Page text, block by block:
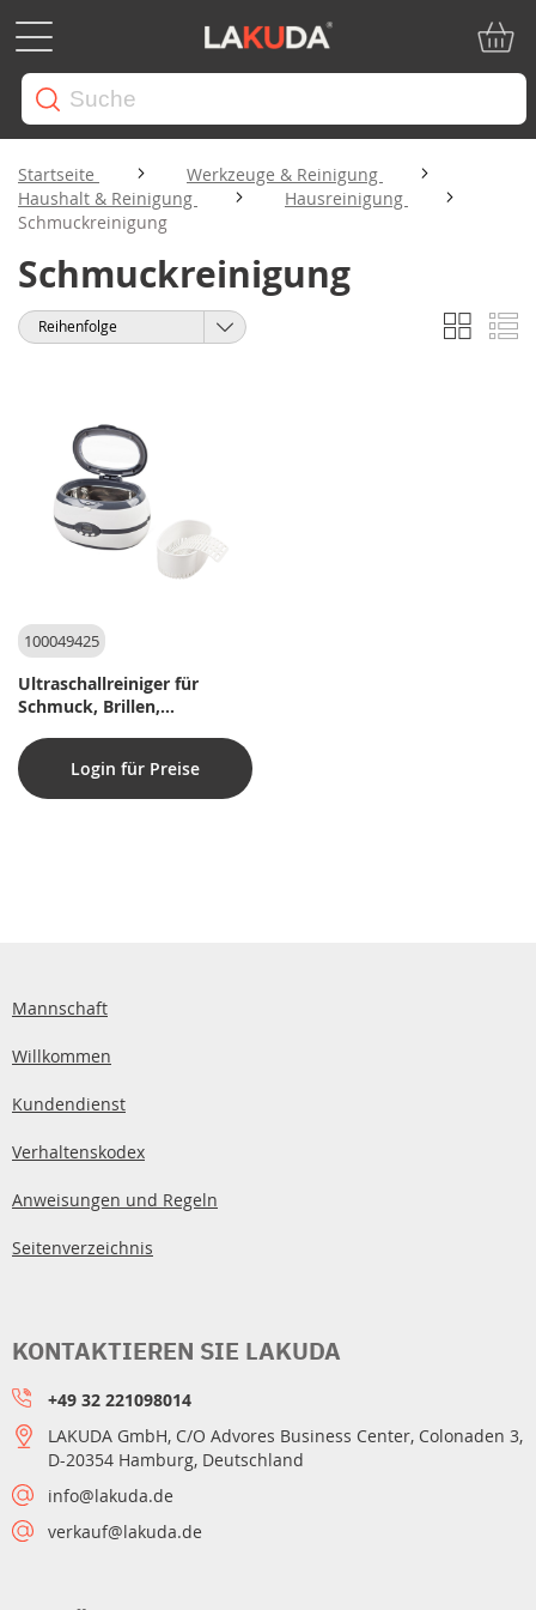
Startseite
Werkzeuge & Reinigung
Haushalt & Reinigung
Hausreinigung
Schmuckreinigung
Schmuckreinigung
Anzeigen
als
Liste
Sortieren
100049425
Ultraschallreiniger für
Schmuck, Brillen,
Pflegeausrüstung – 600 ml
Login für Preise
Mannschaft
Willkommen
Kundendienst
Verhaltenskodex
Anweisungen und Regeln
Seitenverzeichnis
KONTAKTIEREN SIE LAKUDA
+49 32 221098014
LAKUDA GmbH, C/O Advores Business Center, Colonaden 3,
D-20354 Hamburg, Deutschland
info@lakuda.de
verkauf@lakuda.de